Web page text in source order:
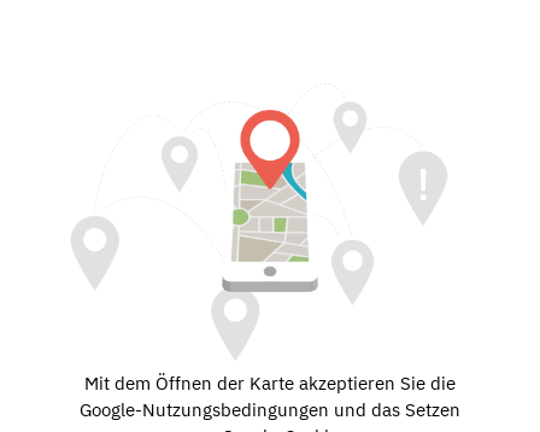
Mit dem Öffnen der Karte akzeptieren Sie die
Google-Nutzungsbedingungen und das Setzen